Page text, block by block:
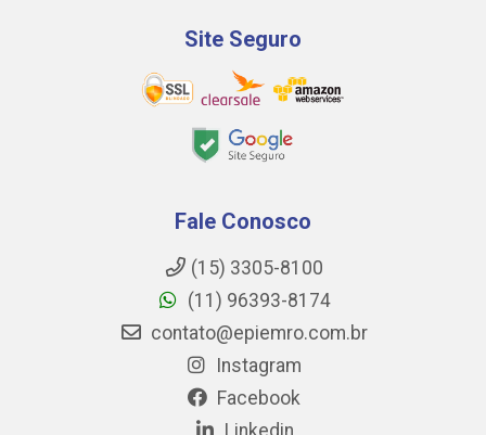
Site Seguro
Fale Conosco
(15) 3305-8100
(11) 96393-8174
contato@epiemro.com.br
Instagram
Facebook
Linkedin